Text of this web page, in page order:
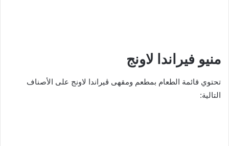
منيو فيراندا لاونج
تحتوي قائمة الطعام بمطعم ومقهى ڤيراندا لاونج على الأصناف
التالية: